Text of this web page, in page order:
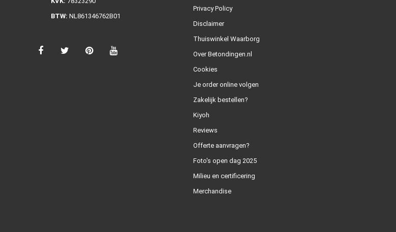
BTW: NL861346762B01
Privacy Policy
Disclaimer
Thuiswinkel Waarborg
Over Betondingen.nl
Cookies
Je order online volgen
Zakelijk bestellen?
Kiyoh
Reviews
Offerte aanvragen?
Foto's open dag 2025
Milieu en certificering
Merchandise